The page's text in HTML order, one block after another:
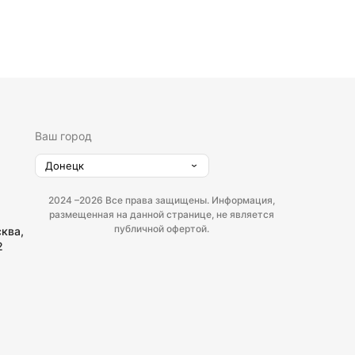
Ваш город
Донецк
2024 –2026 Все права защищены. Информация,
размещенная на данной странице, не является
публичной офертой.